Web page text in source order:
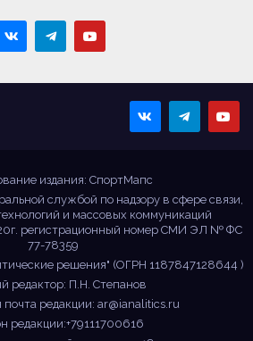
издания: СпортМапс
службой по надзору в сфере связи,
и массовых коммуникаций
регистрационный номер СМИ ЭЛ № ФС
77-78359
решения" (ОГРН 1187847128644 )
редактор: П.Н. Степанов
редакции: ar@ianalitics.ru
редакции:+79111700616